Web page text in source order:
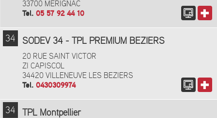
33700 MERIGNAC
Tel. 05 57 92 44 10
34 SODEV 34 - TPL PREMIUM BEZIERS
20 RUE SAINT VICTOR
ZI CAPISCOL
34420 VILLENEUVE LES BEZIERS
Tel. 0430309974
34 TPL Montpellier